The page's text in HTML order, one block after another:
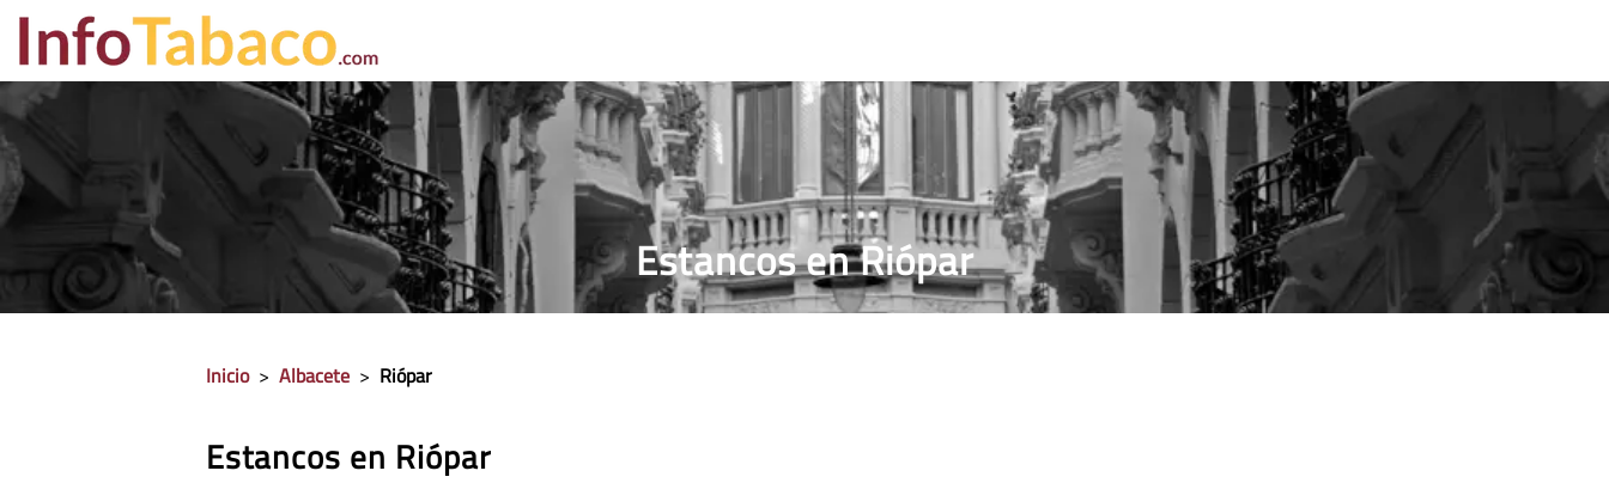
Estancos en Riópar
Inicio > Albacete > Riópar
Estancos en Riópar